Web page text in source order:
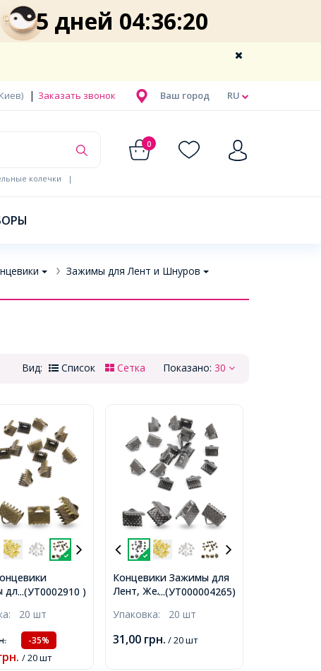
5 дней 04:36:19
RU
Ваш город
| Заказать звонок
0
колечки
|
Зажимы для Лент и Шнуров
Показано: 30
Вид: Список Сетка
...(УТ0002910 )
для Лент,
Отверстие
20 шт
-35%
/ 20 шт
...(УТ000004265)
Концевики Зажимы для
Лент, Железные,
8х6х5мм, Отверстие
Упаковка: 20 шт
31,00 грн. / 20 шт